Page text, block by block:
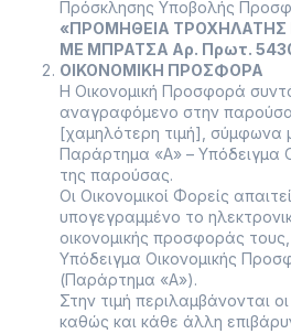
Πρόσκλησης Υποβολής
«ΠΡΟΜΗΘΕΙΑ ΤΡΟΧΗΛΑΤΗΣ
ΜΕ ΜΠΡΑΤΣΑ Αρ. Πρωτ.
ΟΙΚΟΝΟΜΙΚΗ ΠΡΟΣΦΟΡΑ
Η Οικονομική Προσφορά
αναγραφόμενο στην
[χαμηλότερη τιμή], σύμφωνα
Παράρτημα «Α» – Υπόδειγμα
της παρούσας.
Οι Οικονομικοί Φορείς
υπογεγραμμένο το
οικονομικής προσφοράς
Υπόδειγμα Οικονομικής
(Παράρτημα «Α»).
Στην τιμή περιλαμβάνονται
καθώς και κάθε άλλη